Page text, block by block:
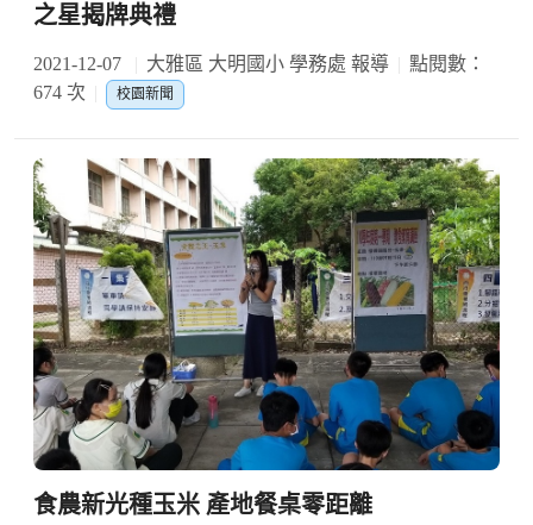
之星揭牌典禮
2021-12-07 大雅區 大明國小 學務處 報導
點閱數：
674 次
校園新聞
食農新光種玉米 產地餐桌零距離